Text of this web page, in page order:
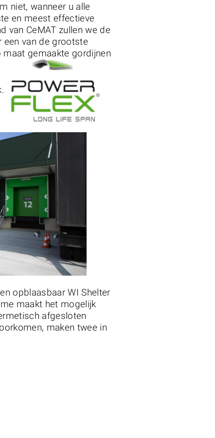
niet, wanneer u alle
en meest effectieve
van CeMAT zullen we de
van de grootste
gemaakte gordijnen
opblaasbaar WI Shelter
maakt het mogelijk
afgesloten
maken twee in